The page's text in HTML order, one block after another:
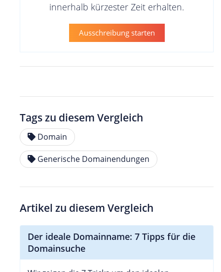
innerhalb kürzester Zeit erhalten.
Ausschreibung starten
Tags zu diesem Vergleich
Domain
Generische Domainendungen
Artikel zu diesem Vergleich
Der ideale Domainname: 7 Tipps für die
Domainsuche